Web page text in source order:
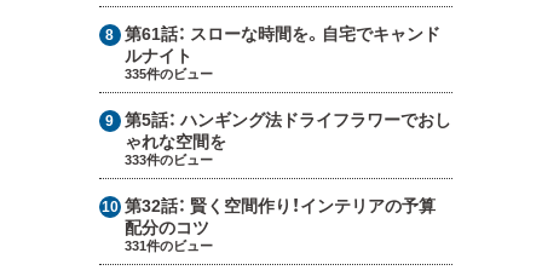
第61話： スローな時間を。自宅でキャンド
ルナイト
335件のビュー
第5話：ハンギング法ドライフラワーでおし
ゃれな空間を
333件のビュー
第32話： 賢く空間作り！インテリアの予算
配分のコツ
331件のビュー